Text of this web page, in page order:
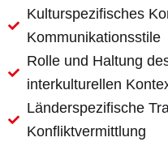
Kulturspezifisches
Kommunikationsstile
Rolle und Haltung
interkulturellen
Länderspezifische
Konfliktvermittlung